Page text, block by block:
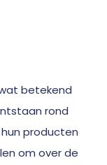
betekend
rond
producten
om over de